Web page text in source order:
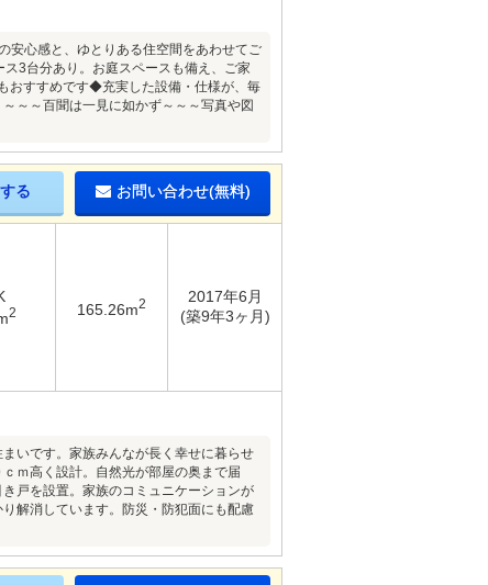
心感と、ゆとりある住空間をあわせてご
3台分あり。お庭スペースも備え、ご家
おすすめです◆充実した設備・仕様が、毎
～～百聞は一見に如かず～～～写真や図
る お問い合わせ(無料)
2 165.26m2
2017年6月
(築9年3ヶ月)
いです。家族みんなが長く幸せに暮らせ
ｍ高く設計。自然光が部屋の奥まで届
戸を設置。家族のコミュニケーションが
解消しています。防災・防犯面にも配慮